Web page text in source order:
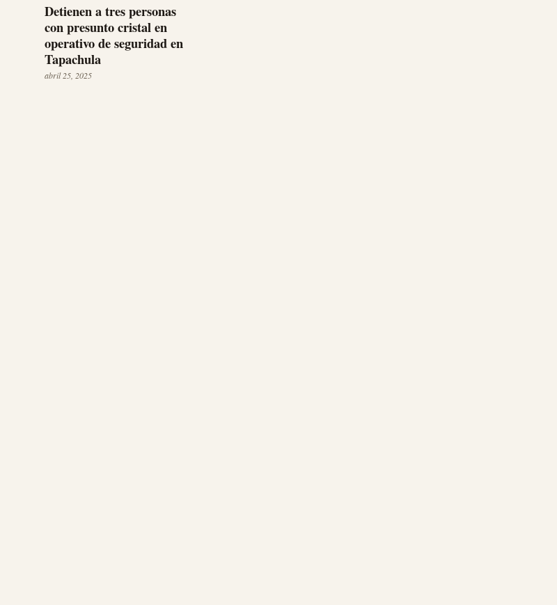
Detienen a tres personas
con presunto cristal en
operativo de seguridad en
Tapachula
abril 25, 2025